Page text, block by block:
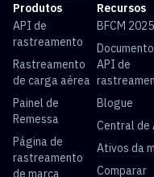
Produtos
API de
rastreamento
Rastreamento
de carga aérea
Painel de
Remessa
Página de
rastreamento
de marca
Recursos
BFCM 2025
API de
Blogue
Central de
Ativos da
Comparar